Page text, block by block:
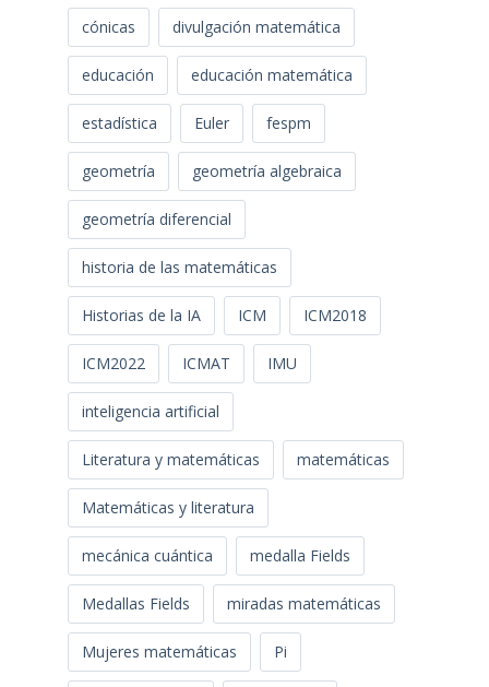
cónicas divulgación matemática
educación educación matemática
estadística Euler fespm
geometría geometría algebraica
geometría diferencial
historia de las matemáticas
Historias de la IA ICM ICM2018
ICM2022 ICMAT IMU
inteligencia artificial
Literatura y matemáticas matemáticas
Matemáticas y literatura
mecánica cuántica medalla Fields
Medallas Fields miradas matemáticas
Mujeres matemáticas Pi